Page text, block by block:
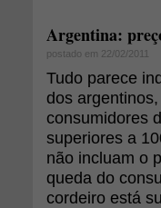
Argentina:
postado em 22/02/2011
Tudo parece
dos
consumidores
superiores a
não incluam o
queda do
cordeiro está